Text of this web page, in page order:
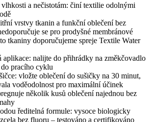
a nečistotám: činí textilie odolnými
vrstvy tkanin a funkční oblečení bez
se pro prodyšné membránové
tkaniny doporučujeme spreje Textile Water
aplikace: nalijte do přihrádky na změkčovadlo
pracího cyklu
vložte oblečení do sušičky na 30 minut,
voděodolnost pro maximální účinek
několik kusů oblečení najednou bez
ředitelná formule: vysoce biologicky
bez fluoru – testováno a certifikováno